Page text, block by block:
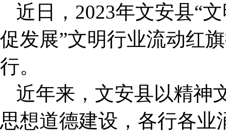
近日，2023年文安县“
促发展”文明行业流动红
行。
近年来，文安县以精神
思想道德建设，各行各业